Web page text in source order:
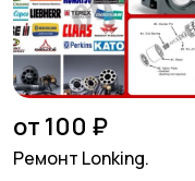
от 100 ₽
Ремонт Lonking.